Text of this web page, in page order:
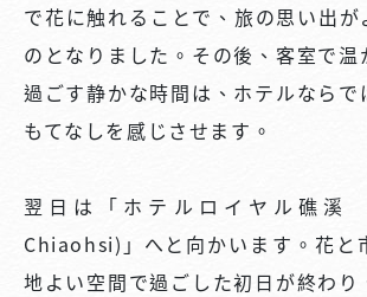
で花に触れることで、旅の思い出が
のとなりました。その後、客室で温
過ごす静かな時間は、ホテルならで
もてなしを感じさせます。
翌日は「ホテルロイヤル礁溪
Chiaohsi)」へと向かいます。花と
地よい空間で過ごした初日が終わり